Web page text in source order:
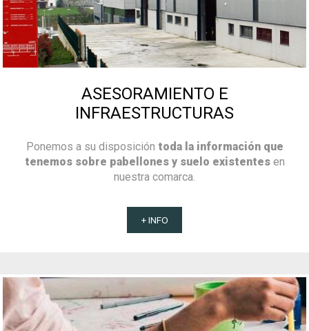
ASESORAMIENTO E
INFRAESTRUCTURAS
Ponemos a su disposición toda la información que
tenemos sobre pabellones y suelo existentesen
nuestra comarca.
+ INFO